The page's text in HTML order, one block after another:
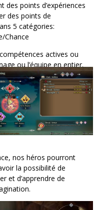
des points d’expériences
des points de
5 catégories:
Chance
actives ou
ou l’équipe en entier.
nos héros pourront
la possibilité de
et d’apprendre de